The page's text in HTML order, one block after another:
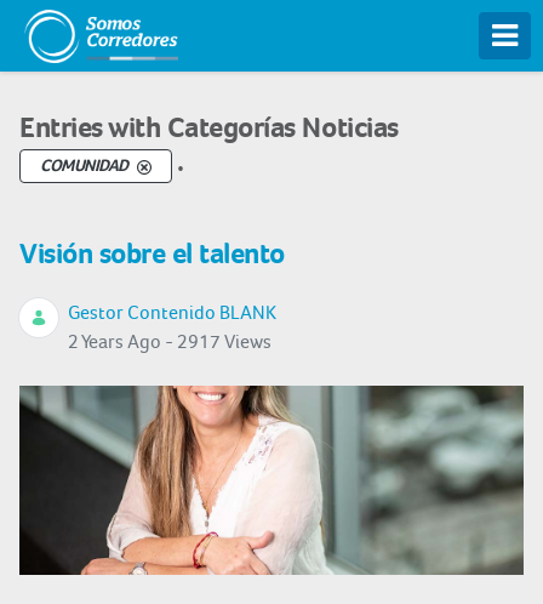
Entries with Categorías Noticias
COMUNIDAD .
Visión sobre el talento
Gestor Contenido BLANK
2 Years Ago - 2917 Views